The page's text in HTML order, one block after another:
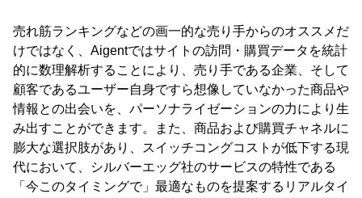
売れ筋ランキングなどの画一的な売り手からのオススメだ
けではなく、Aigentではサイトの訪問・購買データを統計
的に数理解析することにより、売り手である企業、そして
顧客であるユーザー自身ですら想像していなかった商品や
情報との出会いを、パーソナライゼーションの力により生
み出すことができます。また、商品および購買チャネルに
膨大な選択肢があり、スイッチコングコストが低下する現
代において、シルバーエッグ社のサービスの特性である
「今このタイミングで」最適なものを提案するリアルタイ